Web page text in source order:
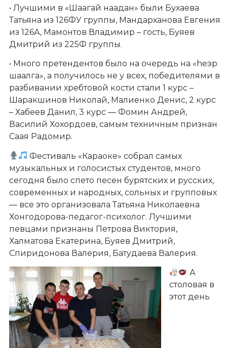
• Лучшими в «Шаагай наадан» были Бухаева
Татьяна из 126ФУ группы, Мандарханова Евгения
из 126А, Мамонтов Владимир – гость, Буяев
Дмитрий из 225Ф группы.
• Много претендентов было на очередь на «hеэр
шаалга», а получилось не у всех, победителями в
разбивании хребтовой кости стали 1 курс –
Шаракшинов Николай, Малиенко Денис, 2 курс
– Хабеев Данил, 3 курс — Фомин Андрей,
Василий Хохордоев, самым техничным признан
Саая Радомир.
Фестиваль «Караоке» собрал самых
музыкальных и голосистых студентов, много
сегодня было спето песен бурятских и русских,
современных и народных, сольных и групповых
— все это организовала Татьяна Николаевна
Хонгодорова-педагог-психолог. Лучшими
певцами признаны Петрова Виктория,
Халматова Екатерина, Буяев Дмитрий,
Спиридонова Валерия, Батудаева Валерия.
А
столовая в
этот день